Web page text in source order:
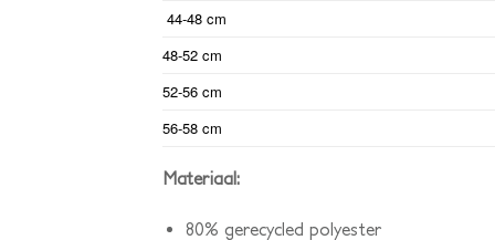
44-48 cm
48-52 cm
52-56 cm
56-58 cm
Materiaal:
80% gerecycled polyester